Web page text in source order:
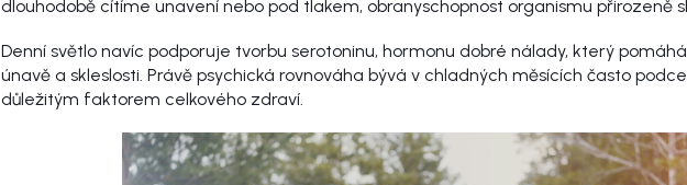
dlouhodobě cítíme unavení nebo pod tlakem, obranyschopnost organismu přirozeně
Denní světlo navíc podporuje tvorbu serotoninu, hormonu dobré nálady, který
únavě a skleslosti. Právě psychická rovnováha bývá v chladných měsících často
důležitým faktorem celkového zdraví.